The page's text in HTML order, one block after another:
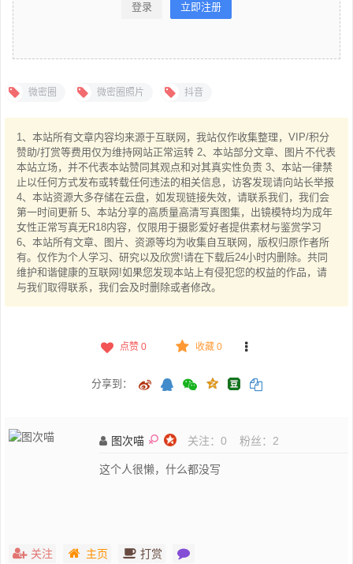
登录 立即注册
微密圈 微密圈照片 抖音
1、本站所有文章内容均来源于互联网，我站仅作收集整理，VIP/积分
赞助/打赏等费用仅为维持网站正常运转 2、本站部分文章、图片不代表
本站立场，并不代表本站赞同其观点和对其真实性负责 3、本站一律禁
止以任何方式发布或转载任何违法的相关信息，访客发现请向站长举报
4、本站资源大多存储在云盘，如发现链接失效，请联系我们，我们会
第一时间更新 5、本站分享的高质量高清写真图集，出镜模特均为成年
女性正常写真无R18内容，仅限用于摄影爱好者提供素材与鉴赏学习
6、本站所有文章、图片、资源等均为收集自互联网，版权归原作者所
有。仅作为个人学习、研究以及欣赏!请在下载后24小时内删除。共同
维护和谐健康的互联网!如果您发现本站上有侵犯您的权益的作品，请
与我们取得联系，我们会及时删除或者修改。
点赞 0 收藏 0
分享到：
图次喵 关注： 0 粉丝： 2
这个人很懒，什么都没写
关注 主页 打赏